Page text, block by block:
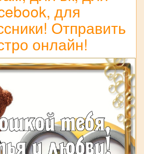
для
Отправить
онлайн!